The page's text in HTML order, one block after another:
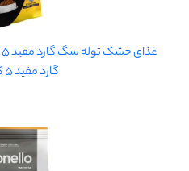
گارد مفید 5 کیلوگرمی